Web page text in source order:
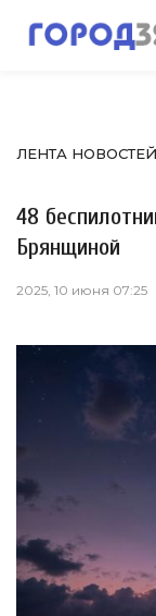
ЛЕНТА НОВОСТЕЙ
48
Брянщиной
2025, 10 июня 07:25